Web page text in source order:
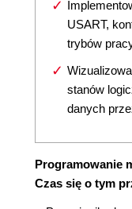
USART,
trybów
stanów
danych
Programowanie
Czas się o tym